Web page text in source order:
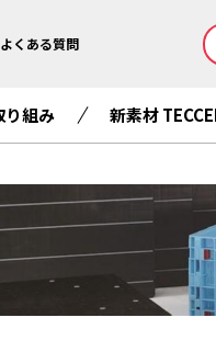
よくある質問
り組み 新素材